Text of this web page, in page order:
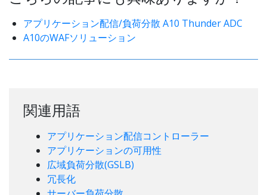
アプリケーション配信/負荷分散 A10 Thunder ADC
A10のWAFソリューション
関連用語
アプリケーション配信コントローラー
アプリケーションの可用性
広域負荷分散(GSLB)
冗長化